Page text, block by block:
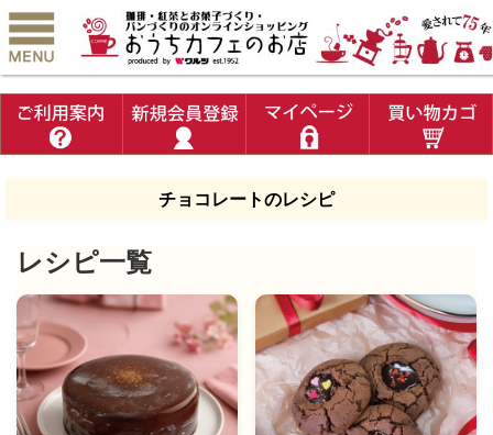
チョコレートのレシピ
レシピ一覧